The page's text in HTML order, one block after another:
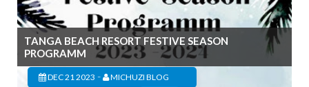
TANGA BEACH RESORT FESTIVE SEASON
PROGRAMM
DEC 21 2023 - MICHUZI BLOG